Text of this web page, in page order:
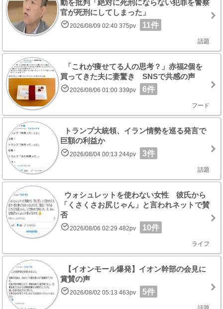
動を批判「絶対に死刑にならない犯罪を警察
官が死刑にしてしまった」
2026/08/09 02:40 375pv 11件
話題
「これが痩せてる人の思考？」赤福2個を
買ってきた夫に妻驚き SNSで共感の声
2026/08/06 01:00 339pv 6件
フード
トランプ大統領、イラン情勢を巡る発言で
巨額の利益か
2026/08/04 00:13 244pv 3件
話題
ウォシュレットを使わない女性 彼氏から
「くさくさお尻じゃん」と言われネットで賛
否
2026/08/06 02:29 482pv 10件
ライフ
【イオンモール爆発】イオン幹部の会見に
賞賛の声
2026/08/02 05:13 463pv 5件